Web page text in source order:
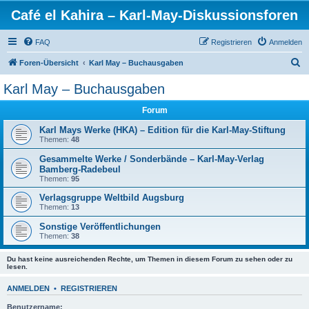
Café el Kahira – Karl-May-Diskussionsforen
FAQ Anmelden
Registrieren
Foren-Übersicht Karl May – Buchausgaben
Karl May – Buchausgaben
Forum
Karl Mays Werke (HKA) – Edition für die Karl-May-Stiftung
Themen: 48
Gesammelte Werke / Sonderbände – Karl-May-Verlag
Bamberg-Radebeul
Themen: 95
Verlagsgruppe Weltbild Augsburg
Themen: 13
Sonstige Veröffentlichungen
Themen: 38
Du hast keine ausreichenden Rechte, um Themen in diesem Forum zu sehen oder zu
lesen.
ANMELDEN • REGISTRIEREN
Benutzername: